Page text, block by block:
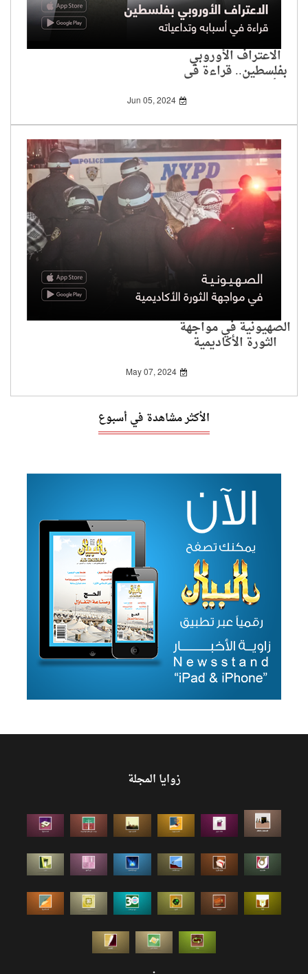
الاعتراف الأوروبي
بفلسطين.. قراءة في
أسبابه وتداعياته
Jun 05, 2024
الصهيونية في مواجهة
الثورة الأكاديمية
May 07, 2024
الأكثر مشاهدة في أسبوع
زوايا المجلة